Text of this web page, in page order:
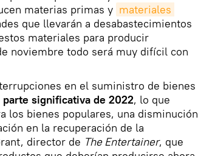
materias primas y materiales
que llevarán a desabastecimientos
materiales para producir
noviembre todo será muy difícil con
en el suministro de bienes
significativa de 2022, lo que
los bienes populares, una disminución
en la recuperación de la
director de The Entertainer, que